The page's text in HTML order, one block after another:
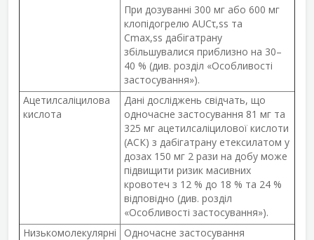
При дозуванні 300 мг або 600 мг
клопідогрелю AUCτ,ss та
Cmax,ss дабігатрану
збільшувалися приблизно на 30–
40 % (див. розділ «Особливості
застосування»).
Ацетилсаліцилова
кислота
Дані досліджень свідчать, що
одночасне застосування 81 мг та
325 мг ацетилсаліцилової кислоти
(АСК) з дабігатрану етексилатом у
дозах 150 мг 2 рази на добу може
підвищити ризик масивних
кровотеч з 12 % до 18 % та 24 %
відповідно (див. розділ
«Особливості застосування»).
Низькомолекулярні
Одночасне застосування